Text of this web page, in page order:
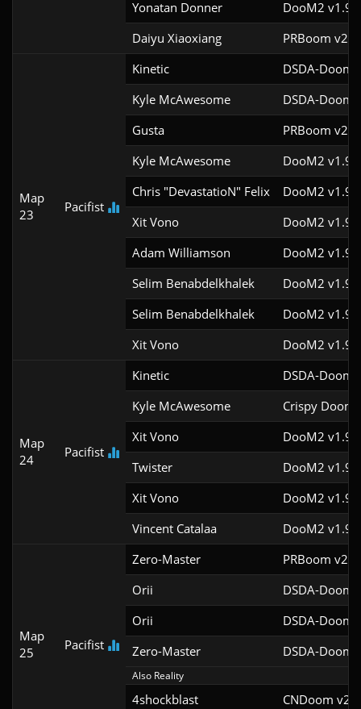
Yonatan Donner
DooM2 v1.9f
Daiyu Xiaoxiang
PRBoom
Map
23
Pacifist
Kinetic
DSDA-Doom
Kyle McAwesome
DSDA-Doom
Gusta
PRBoom
Kyle McAwesome
DooM2 v1.9f
Chris "DevastatioN" Felix
DooM2 v1.9f
Xit Vono
DooM2 v1.9f
Adam Williamson
DooM2 v1.9f
Selim Benabdelkhalek
DooM2 v1.9f
Selim Benabdelkhalek
DooM2 v1.9f
Xit Vono
DooM2 v1.9f
Map
24
Pacifist
Kinetic
DSDA-Doom
Kyle McAwesome
Crispy Doom
Xit Vono
DooM2 v1.9
Twister
DooM2 v1.9f
Xit Vono
DooM2 v1.9f
Vincent Catalaa
DooM2 v1.9f
Map
25
Pacifist
Zero-Master
PRBoom
Orii
DSDA-Doom
Orii
DSDA-Doom
Zero-Master
DSDA-Doom
Also Reality
4shockblast
CNDoom